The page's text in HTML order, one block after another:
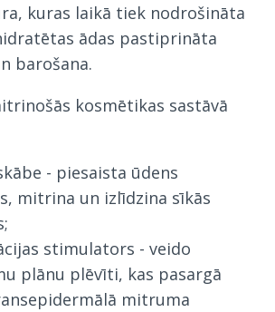
kuras laikā tiek nodrošināta
ādas pastiprināta
barošana.
kosmētikas sastāvā
- piesaista ūdens
mitrina un izlīdzina sīkās
stimulators - veido
plānu plēvīti, kas pasargā
mitruma